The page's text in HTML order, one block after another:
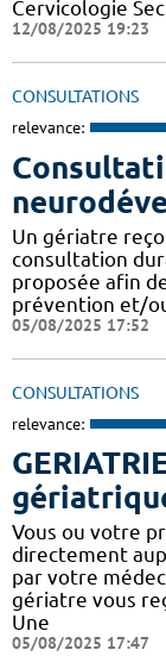
Cervicologie
12/08/2025 19:23
CONSULTATIONS
relevance:
Un gériatre
consultation
proposée afin
prévention et/
05/08/2025 17:52
CONSULTATIONS
relevance:
Vous ou votre
directement
par votre
gériatre vous
Une
05/08/2025 17:47